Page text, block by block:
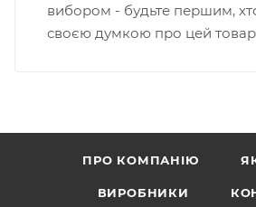
вибором - будьте першим,
своєю думкою про цей товар
ПРО КОМПАНІЮ
ВИРОБНИКИ